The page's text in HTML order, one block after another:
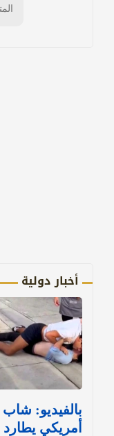
أخبار دولية
بالفيديو: شاب
أمريكي يطارد